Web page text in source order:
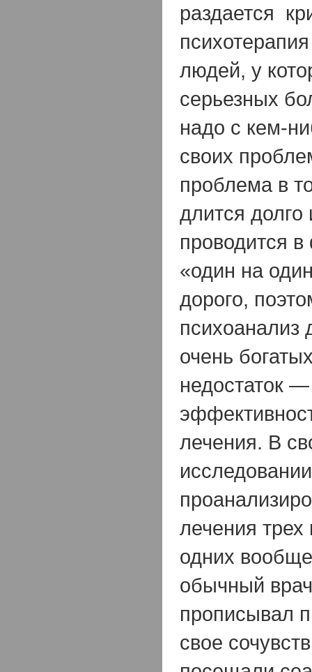
раздается
людей, у
серьезных
надо с кем-
своих
проблема в
длится
проводится
«один на
дорого,
психоанализ
очень
недостаток
лечения. В
лечения трех
одних
обычный
прописывал
свое